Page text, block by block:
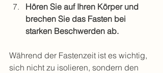
Hören Sie auf Ihren Körper und
brechen Sie das Fasten bei
starken Beschwerden ab.
Während der Fastenzeit ist es wichtig,
sich nicht zu isolieren, sondern den